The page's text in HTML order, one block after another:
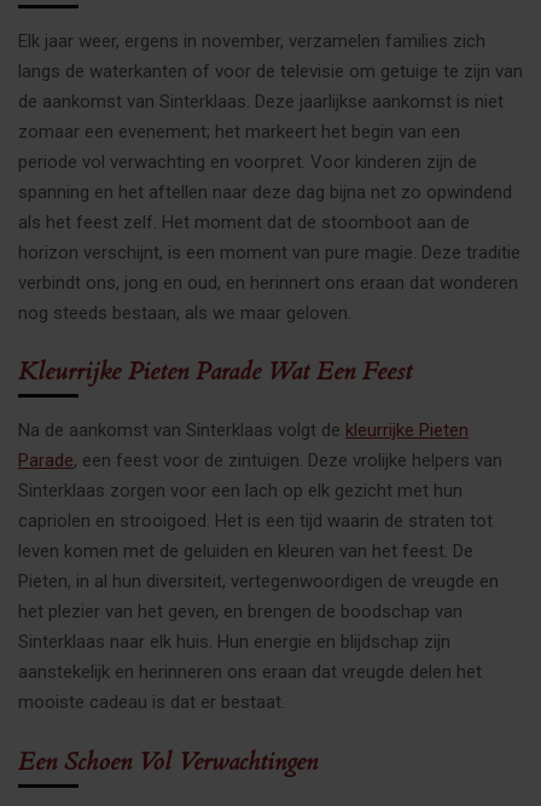
Elk jaar weer, ergens in november, verzamelen families zich
langs de waterkanten of voor de televisie om getuige te zijn van
de aankomst van Sinterklaas. Deze jaarlijkse aankomst is niet
zomaar een evenement; het markeert het begin van een
periode vol verwachting en voorpret. Voor kinderen zijn de
spanning en het aftellen naar deze dag bijna net zo opwindend
als het feest zelf. Het moment dat de stoomboot aan de
horizon verschijnt, is een moment van pure magie. Deze traditie
verbindt ons, jong en oud, en herinnert ons eraan dat wonderen
nog steeds bestaan, als we maar geloven.
Kleurrijke Pieten Parade Wat Een Feest
Na de aankomst van Sinterklaas volgt de kleurrijke Pieten
Parade, een feest voor de zintuigen. Deze vrolijke helpers van
Sinterklaas zorgen voor een lach op elk gezicht met hun
capriolen en strooigoed. Het is een tijd waarin de straten tot
leven komen met de geluiden en kleuren van het feest. De
Pieten, in al hun diversiteit, vertegenwoordigen de vreugde en
het plezier van het geven, en brengen de boodschap van
Sinterklaas naar elk huis. Hun energie en blijdschap zijn
aanstekelijk en herinneren ons eraan dat vreugde delen het
mooiste cadeau is dat er bestaat.
Een Schoen Vol Verwachtingen